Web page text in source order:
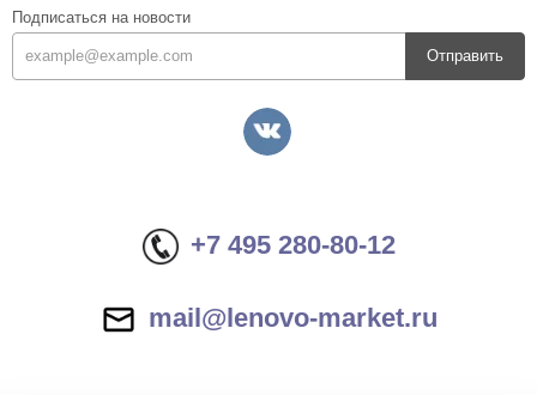
Подписаться на новости
Отправить
+7 495 280-80-12
mail@lenovo-market.ru